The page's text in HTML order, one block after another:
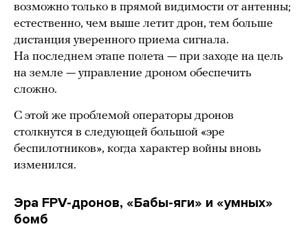
возможно только в прямой видимости от антенны;
естественно, чем выше летит дрон, тем больше
дистанция уверенного приема сигнала.
На последнем этапе полета — при заходе на цель
на земле — управление дроном обеспечить
сложно.
С этой же проблемой операторы дронов
столкнутся в следующей большой «эре
беспилотников», когда характер войны вновь
изменился.
Эра FPV-дронов, «Бабы-яги» и «умных»
бомб